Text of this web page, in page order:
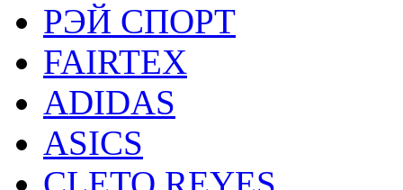
РЭЙ СПОРТ
FAIRTEX
ADIDAS
ASICS